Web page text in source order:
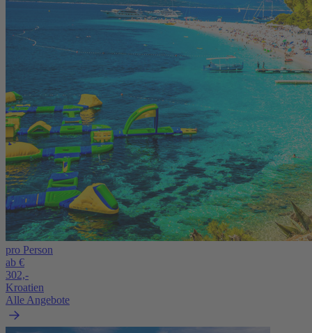
pro Person
ab €
302,-
Kroatien
Alle Angebote